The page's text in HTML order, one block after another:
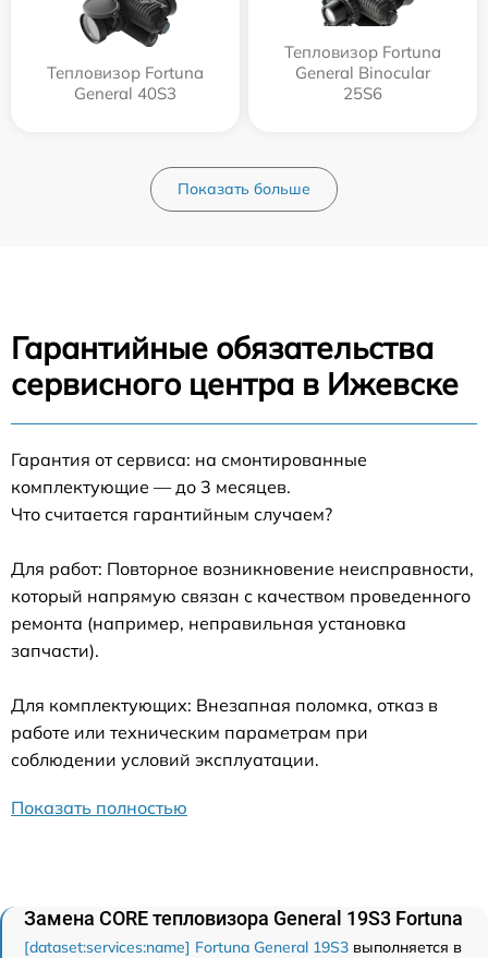
Тепловизор Fortuna
General 40S3
Тепловизор Fortuna
General Binocular
25S6
Показать больше
Гарантийные обязательства
сервисного центра в Ижевске
Гарантия от сервиса: на смонтированные
комплектующие — до 3 месяцев.
Что считается гарантийным случаем?
Для работ: Повторное возникновение неисправности,
который напрямую связан с качеством проведенного
ремонта (например, неправильная установка
запчасти).
Для комплектующих: Внезапная поломка, отказ в
работе или техническим параметрам при
соблюдении условий эксплуатации.
Показать полностью
Замена CORE тепловизора General 19S3 Fortuna
[dataset:services:name] Fortuna General 19S3 выполняется в